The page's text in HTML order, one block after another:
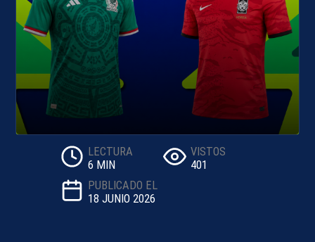
LECTURA
6 MIN
VISTOS
401
PUBLICADO EL
18 JUNIO 2026